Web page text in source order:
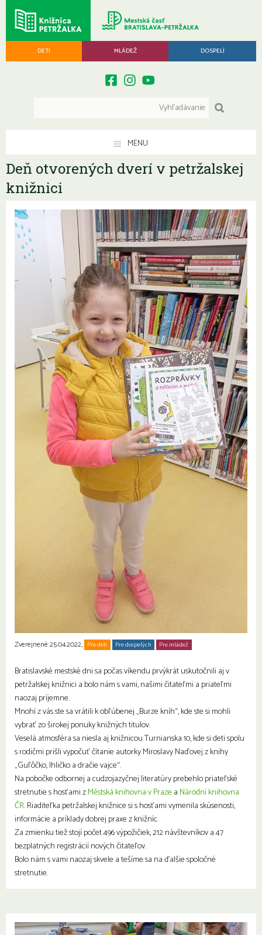
DETI MLÁDEŽ DOSPELÍ
MENU
Deň otvorených dverí v petržalskej
knižnici
Zverejnené 25.04.2022, Pre deti Pre dospelých Pre mládež
Bratislavské mestské dni sa počas víkendu prvýkrát uskutočnili aj v
petržalskej knižnici a bolo nám s vami, našimi čitateľmi a priateľmi
naozaj príjemne.
Mnohí z vás ste sa vrátili k obľúbenej „Burze kníh“, kde ste si mohli
vybrať zo širokej ponuky knižných titulov.
Veselá atmosféra sa niesla aj knižnicou Turnianska 10, kde si deti spolu
s rodičmi prišli vypočuť čítanie autorky Miroslavy Naďovej z knihy
„Guľôčko, Ihličko a dračie vajce“.
Na pobočke odbornej a cudzojazyčnej literatúry prebehlo priateľské
stretnutie s hosťami zMěstská knihovna v Praze a Národní knihovna
ČR. Riaditeľka petržalskej knižnice si s hosťami vymenila skúsenosti,
informácie a príklady dobrej praxe z knižníc.
Za zmienku tiež stojí počet 496 výpožičiek, 212 návštevníkov a 47
bezplatných registrácií nových čitateľov.
Bolo nám s vami naozaj skvele a tešíme sa na ďalšie spoločné
stretnutie.